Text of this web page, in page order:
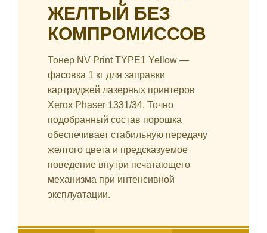
ЖЕЛТЫЙ БЕЗ
КОМПРОМИССОВ
Тонер NV Print TYPE1 Yellow —
фасовка 1 кг для заправки
картриджей лазерных принтеров
Xerox Phaser 1331/34. Точно
подобранный состав порошка
обеспечивает стабильную передачу
желтого цвета и предсказуемое
поведение внутри печатающего
механизма при интенсивной
эксплуатации.